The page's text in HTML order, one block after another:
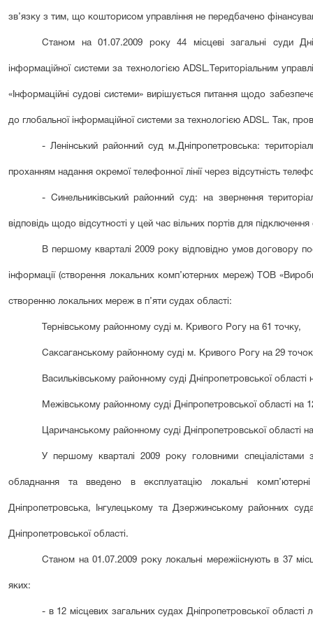
зв’язку з тим, що кошторисом управління не передбачено
Станом на 01.07.2009 року 44 місцеві загальні суди
інформаційної системи за технологією ADSL . Територіальним
«Інформаційні судові системи» вирішується питання щодо
до глобальної інформаційної системи за технологією ADSL. Так,
- Ленінський районний суд м.Дніпропетровська:
проханням надання окремої телефонної лінії через відсутність
- Синельниківський районний суд: на звернення територі
відповідь щодо відсутності у цей час вільних портів для
В першому кварталі 2009 року відповідно умов договору
інформації (створення локальних комп’ютерних мереж) ТОВ
створенню локальних мереж в п’яти судах області:
Тернівському районному суді м. Кривого Рогу на 61 точку,
Саксаганському районному суді м. Кривого Рогу на 29
Васильківському районному суді Дніпропетровської області
Межівському районному суді Дніпропетровської області на
Царичанському районному суді Дніпропетровської області
У першому кварталі 2009 року головними спеціалістами
обладнання та введено в експлуатацію локальні
Дніпропетровська, Інгулецькому та Дзержинському районних
Дніпропетровської області.
Станом на 01.07.2009 року локальні мережііснують в 37
яких:
- в 12 місцевих загальних судах Дніпропетровської